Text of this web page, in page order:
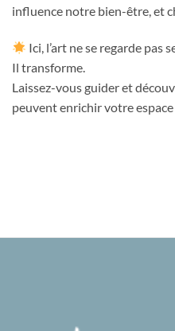
influence notre bien-être, et
Ici, l’art ne se regarde pas
Il transforme.
Laissez-vous guider et
peuvent enrichir votre